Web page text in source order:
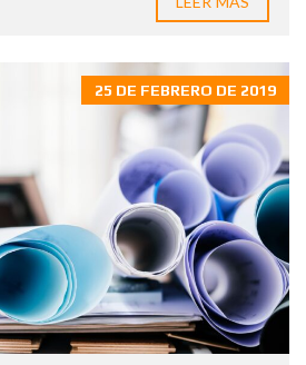
25 DE FEBRERO DE 2019